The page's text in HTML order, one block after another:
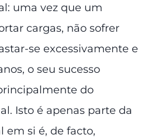
uma vez que um
cargas, não sofrer
se excessivamente e
o seu sucesso
do
Isto é apenas parte da
em si é, de facto,